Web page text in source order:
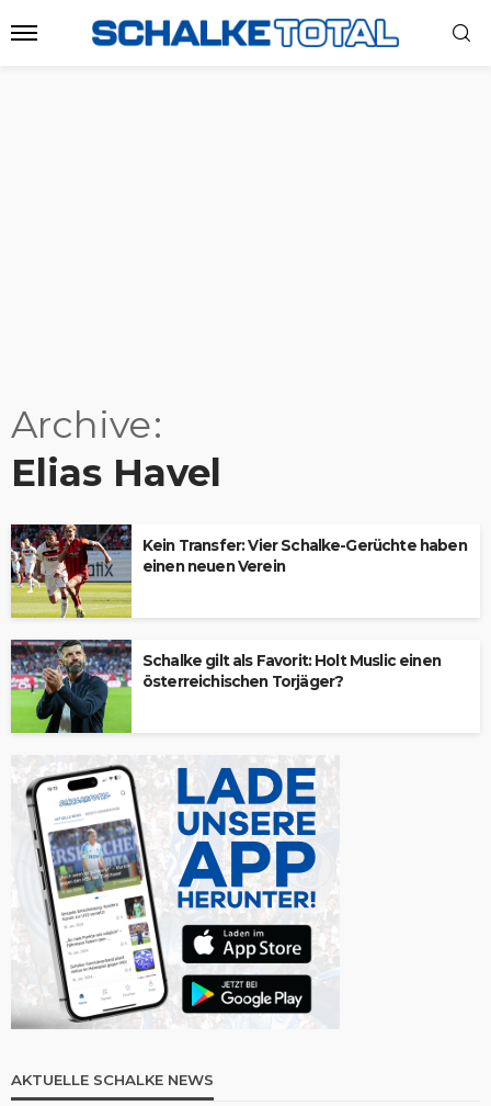
Archive
Elias Havel
Kein Transfer: Vier Schalke-Gerüchte haben
einen neuen Verein
Schalke gilt als Favorit: Holt Muslic einen
österreichischen Torjäger?
AKTUELLE SCHALKE NEWS